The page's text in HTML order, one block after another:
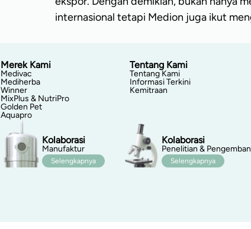
internasional tetapi Medion juga ikut
Merek Kami
Medivac
Mediherba
Winner
MixPlus & NutriPro
Golden Pet
Aquapro
Tentang Kami
Tentang Kami
Informasi Terkini
Kemitraan
Kolaborasi
Manufaktur
Selengkapnya
Kolaborasi
Penelitian &
Selengkapnya